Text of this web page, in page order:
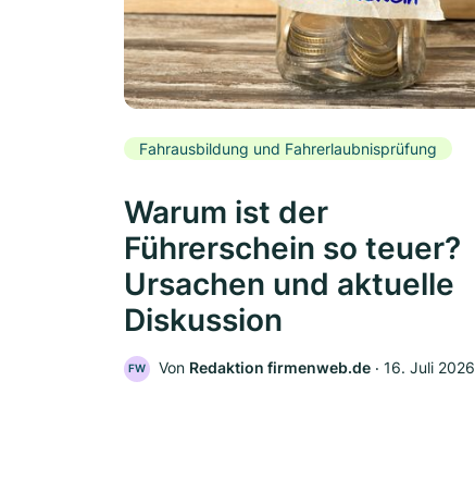
Fahrausbildung und Fahrerlaubnisprüfung
Warum ist der
Führerschein so teuer?
Ursachen und aktuelle
Diskussion
FW Von Redaktion firmenweb.de ‧ 16. Juli 2026